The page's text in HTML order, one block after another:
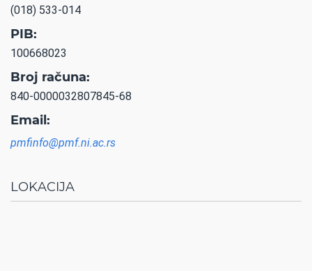
(018) 533-014
PIB:
100668023
Broj računa:
840-0000032807845-68
Email:
pmfinfo@pmf.ni.ac.rs
LOKACIJA